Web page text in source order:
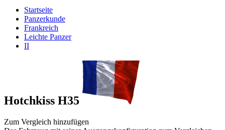
Startseite
Panzerkunde
Frankreich
Leichte Panzer
II
Hotchkiss H35
Zum Vergleich hinzufügen